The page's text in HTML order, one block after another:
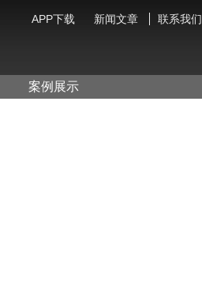
APP下载 新闻文章 联系我们
案例展示